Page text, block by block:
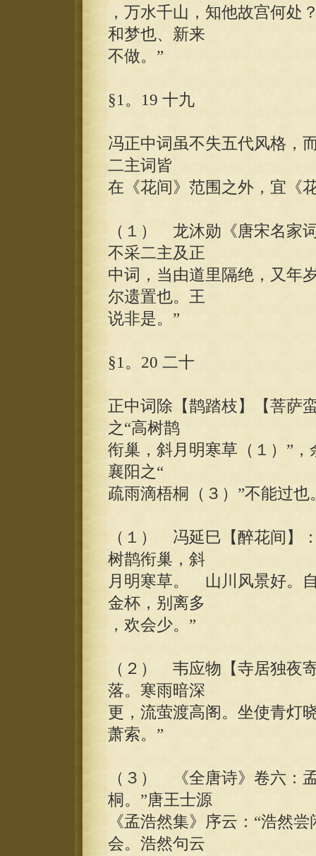
，万水千山，知他故宫何处
和梦也、新来
不做。”
§1。19 十九
冯正中词虽不失五代风格，
二主词皆
在《花间》范围之外，宜《
（１） 龙沐勋《唐宋名家
不采二主及正
中词，当由道里隔绝，又年
尔遗置也。王
说非是。”
§1。20 二十
正中词除【鹊踏枝】【菩萨
之“高树鹊
衔巢，斜月明寒草（１）”
襄阳之“
疏雨滴梧桐（３）”不能过也
（１） 冯延巳【醉花间】
树鹊衔巢，斜
月明寒草。 山川风景好。
金杯，别离多
，欢会少。”
（２） 韦应物【寺居独夜
落。寒雨暗深
更，流萤渡高阁。坐使青灯
萧索。”
（３） 《全唐诗》卷六：
桐。”唐王士源
《孟浩然集》序云：“浩然
会。浩然句云